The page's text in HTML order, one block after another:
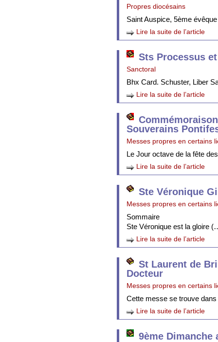
Propres diocésains
Saint Auspice, 5ème
Lire la suite de l’article
Sts Processus
Sanctoral
Bhx Card. Schuster, Liber
Lire la suite de l’article
Souverains
Messes propres en certains
Le Jour octave de la fête
Lire la suite de l’article
Ste Véronique
Messes propres en certains
Sommaire
Ste Véronique est la gloire
Lire la suite de l’article
St Laurent de
Docteur
Messes propres en certains
Cette messe se trouve
Lire la suite de l’article
9ème Dimanche